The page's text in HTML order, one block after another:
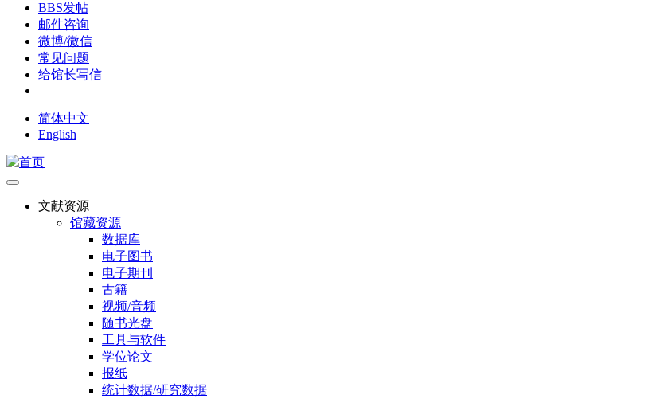
BBS发帖
邮件咨询
微博/微信
常见问题
给馆长写信
简体中文
English
文献资源
馆藏资源
数据库
电子图书
电子期刊
古籍
视频/音频
随书光盘
工具与软件
学位论文
报纸
统计数据/研究数据